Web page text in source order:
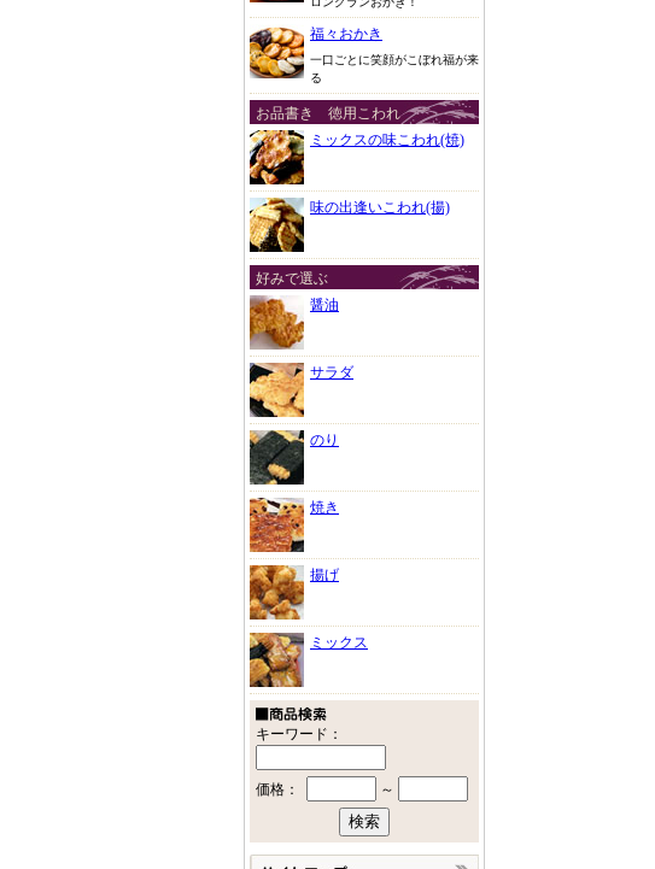
福々おかき
一口ごとに笑顔がこぼれ福が来
る
お品書き 徳用こわれ
ミックスの味こわれ(焼)
味の出逢いこわれ(揚)
好みで選ぶ
醤油
サラダ
のり
焼き
揚げ
ミックス
キーワード：
価格： ～